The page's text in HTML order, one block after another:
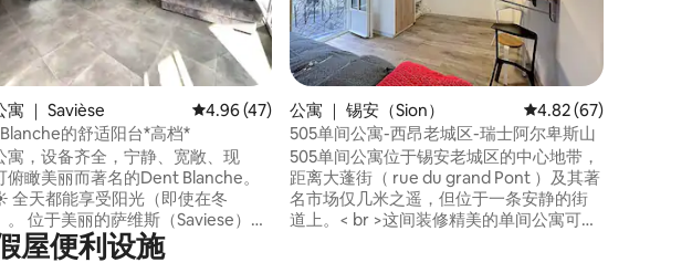
分 5 分），共 97 条评价
寓 ｜ Savièse 平均评分 4.96 分（满分 5 分），共 47 条评价
4.96 (47)
的舒适阳台*高档*
寓，设备齐全，宁静、宽敞、现
俯瞰美丽而著名的Dent Blanche。
全天都能享受阳光（即使在冬
），
永（Sion）7分钟车程，靠近一些最
雪胜地（克兰蒙塔纳（Crans
公寓 ｜ 锡安（Sion） 平均评分 4.82 分（满
4.82 (67)
505单间公寓-西昂老城区-瑞士阿尔卑斯山
505单间公寓位于锡安老城区的中心地带，
距离大蓬街（ rue du grand Pont ）及其著
名市场仅几米之遥，但位于一条安静的街
道上。< br >这间装修精美的单间公寓可容
屋便利设施